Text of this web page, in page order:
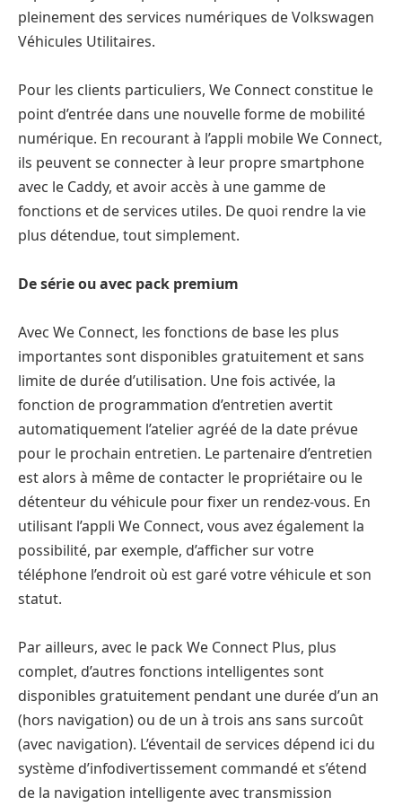
pleinement des services numériques de Volkswagen
Véhicules Utilitaires.
Pour les clients particuliers, We Connect constitue le
point d’entrée dans une nouvelle forme de mobilité
numérique. En recourant à l’appli mobile We Connect,
ils peuvent se connecter à leur propre smartphone
avec le Caddy, et avoir accès à une gamme de
fonctions et de services utiles. De quoi rendre la vie
plus détendue, tout simplement.
De série ou avec pack premium
Avec We Connect, les fonctions de base les plus
importantes sont disponibles gratuitement et sans
limite de durée d’utilisation. Une fois activée, la
fonction de programmation d’entretien avertit
automatiquement l’atelier agréé de la date prévue
pour le prochain entretien. Le partenaire d’entretien
est alors à même de contacter le propriétaire ou le
détenteur du véhicule pour fixer un rendez-vous. En
utilisant l’appli We Connect, vous avez également la
possibilité, par exemple, d’afficher sur votre
téléphone l’endroit où est garé votre véhicule et son
statut.
Par ailleurs, avec le pack We Connect Plus, plus
complet, d’autres fonctions intelligentes sont
disponibles gratuitement pendant une durée d’un an
(hors navigation) ou de un à trois ans sans surcoût
(avec navigation). L’éventail de services dépend ici du
système d’infodivertissement commandé et s’étend
de la navigation intelligente avec transmission